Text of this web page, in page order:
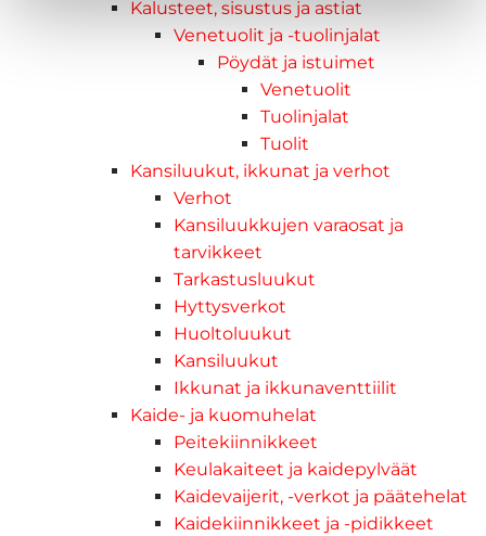
Kalusteet, sisustus ja astiat
Venetuolit ja -tuolinjalat
Pöydät ja istuimet
Venetuolit
Tuolinjalat
Tuolit
Kansiluukut, ikkunat ja verhot
Verhot
Kansiluukkujen varaosat ja
tarvikkeet
Tarkastusluukut
Hyttysverkot
Huoltoluukut
Kansiluukut
Ikkunat ja ikkunaventtiilit
Kaide- ja kuomuhelat
Peitekiinnikkeet
Keulakaiteet ja kaidepylväät
Kaidevaijerit, -verkot ja päätehelat
Kaidekiinnikkeet ja -pidikkeet